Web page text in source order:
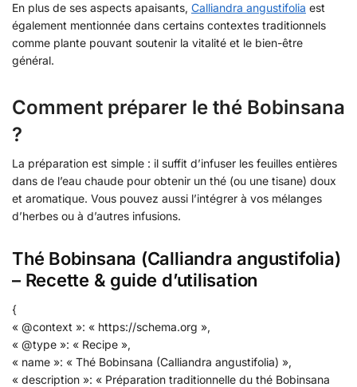
En plus de ses aspects apaisants, Calliandra angustifolia est
également mentionnée dans certains contextes traditionnels
comme plante pouvant soutenir la vitalité et le bien-être
général.
Comment préparer le thé Bobinsana
?
La préparation est simple : il suffit d’infuser les feuilles entières
dans de l’eau chaude pour obtenir un thé (ou une tisane) doux
et aromatique. Vous pouvez aussi l’intégrer à vos mélanges
d’herbes ou à d’autres infusions.
Thé Bobinsana (Calliandra angustifolia)
– Recette & guide d’utilisation
{
« @context »: « https://schema.org »,
« @type »: « Recipe »,
« name »: « Thé Bobinsana (Calliandra angustifolia) »,
« description »: « Préparation traditionnelle du thé Bobinsana